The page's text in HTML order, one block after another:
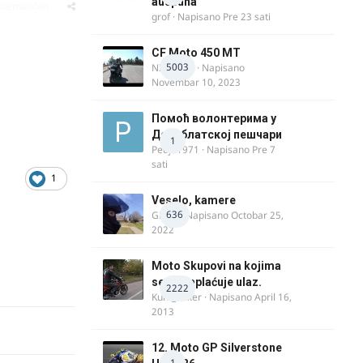
1
grof· Napisano Pre 23 sati
5003
CF Moto 450 MT
NIKOLA 1
· Napisano
Novembar 10, 2023
1
Помоћ волонтерима у
Делиблатској пешчари
Pedja1971 · Napisano Pre 7
sati
636
Veselo, kamere
GR 46· NapisanoOctobar 25,
2022
2222
Moto Skupovi na kojima
se ne naplaćuje ulaz.
Kum_Mixer · NapisanoApril 16,
2013
12. Moto GP Silverstone